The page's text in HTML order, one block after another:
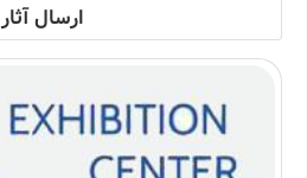
ارسال آثار